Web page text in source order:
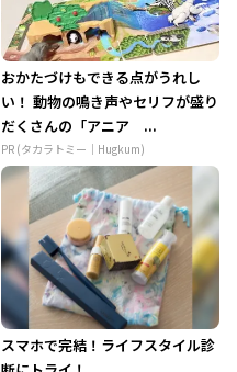
おかたづけもできる点がうれし
い！ 動物の鳴き声やセリフが盛り
だくさんの「アニア ...
PR (タカラトミー｜Hugkum)
スマホで完結！ライフスタイル診